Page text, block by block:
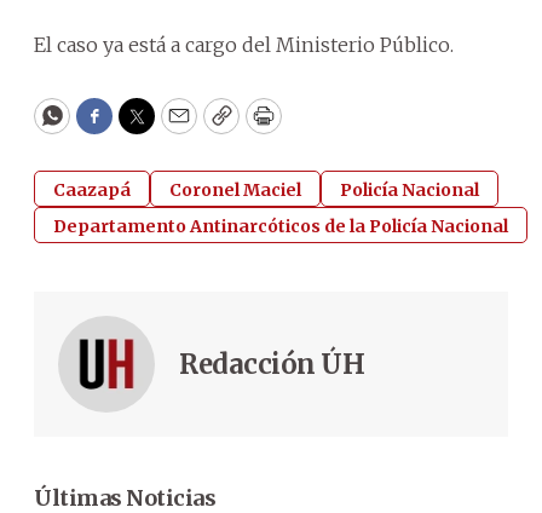
El caso ya está a cargo del Ministerio Público.
WhatsApp
Facebook
Twitter
EmailCopyPrint
Caazapá Coronel Maciel
Policía Nacional
Departamento Antinarcóticos de la Policía Nacional
Redacción ÚH
Últimas Noticias